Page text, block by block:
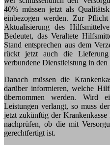
40% müssen jetzt als
einbezogen werden. Zur
Aktualisierung des
Bedeutet, das Veraltete
Stand entsprechen aus dem
rückt jetzt auch die
verbundene Dienstleistung in den
Danach müssen die
darüber informieren, welche
übernommen werden. Wird
Leistungen verlangt, so muss
jetzt zukünftig der
nachprüfen, ob die mit
gerechtfertigt ist.